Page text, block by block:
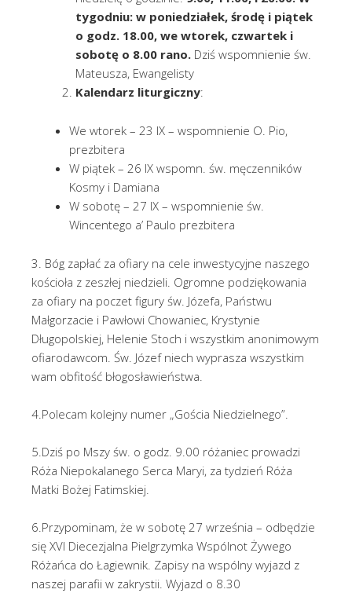
tygodniu: w poniedziałek, środę i piątek
o godz. 18.00, we wtorek, czwartek i
sobotę o 8.00 rano. Dziś wspomnienie św.
Mateusza, Ewangelisty
Kalendarz liturgiczny:
We wtorek – 23 IX – wspomnienie O. Pio,
prezbitera
W piątek – 26 IX wspomn. św. męczenników
Kosmy i Damiana
W sobotę – 27 IX – wspomnienie św.
Wincentego a’ Paulo prezbitera
3. Bóg zapłać za ofiary na cele inwestycyjne naszego
kościoła z zeszłej niedzieli. Ogromne podziękowania
za ofiary na poczet figury św. Józefa, Państwu
Małgorzacie i Pawłowi Chowaniec, Krystynie
Długopolskiej, Helenie Stoch i wszystkim anonimowym
ofiarodawcom. Św. Józef niech wyprasza wszystkim
wam obfitość błogosławieństwa.
4.Polecam kolejny numer „Gościa Niedzielnego”.
5.Dziś po Mszy św. o godz. 9.00 różaniec prowadzi
Róża Niepokalanego Serca Maryi, za tydzień Róża
Matki Bożej Fatimskiej.
6.Przypominam, że w sobotę 27 września – odbędzie
się XVI Diecezjalna Pielgrzymka Wspólnot Żywego
Różańca do Łagiewnik. Zapisy na wspólny wyjazd z
naszej parafii w zakrystii. Wyjazd o 8.30